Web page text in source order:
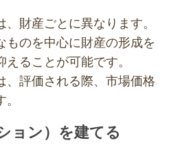
財産ごとに異なります。
ものを中心に財産の形成を
ることが可能です。
、評価される際、市場価格
ョン）を建てる